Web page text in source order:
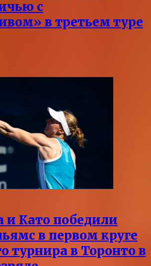
с
в третьем туре
и Като победили
в первом круге
турнира в Торонто в